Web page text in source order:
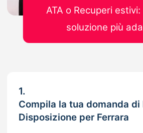
1.
Compila la tua domanda di
Disposizione per Ferrara
ATA o Recuperi estivi:
soluzione più